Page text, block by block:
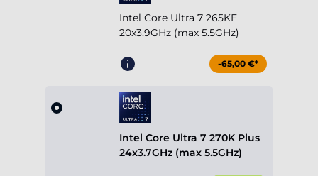
Intel Core Ultra 7 265KF
20x3.9GHz (max 5.5GHz)
-65,00 €*
Intel Core Ultra 7 270K Plus
24x3.7GHz (max 5.5GHz)